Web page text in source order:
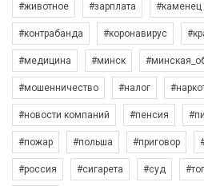
#животное #зарплата #каменец
#контрабанда #коронавирус
#медицина #минск
#мошенничество #налог
#новости компаний #пенсия
#пожар #польша #приговор
#россия #сигарета #суд